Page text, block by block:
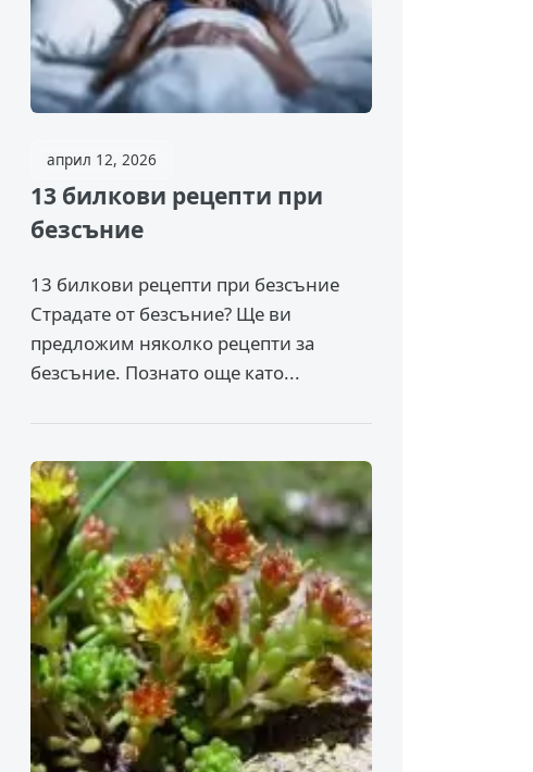
април 12, 2026
13 билкови рецепти при
безсъние
13 билкови рецепти при безсъние
Страдате от безсъние? Ще ви
предложим няколко рецепти за
безсъние. Познато още като...